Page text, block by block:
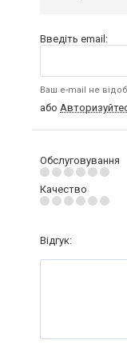
Введіть email:
Ваш e-mail не
або
Обслуговування
Качество
Відгук: